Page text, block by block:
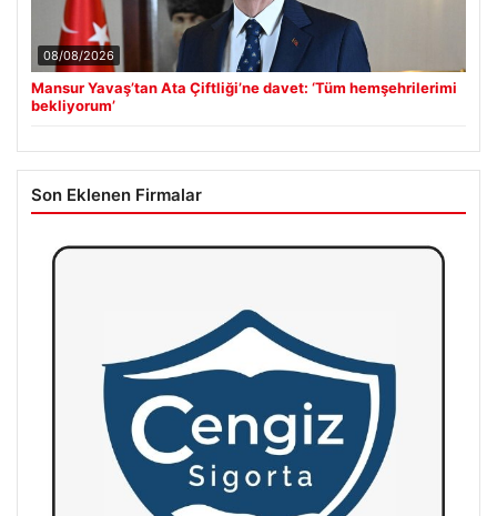
08/08/2026
Mansur Yavaş’tan Ata Çiftliği’ne davet: ‘Tüm hemşehrilerimi
bekliyorum’
Son Eklenen Firmalar